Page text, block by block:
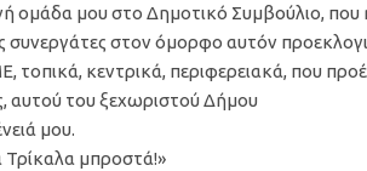
ομάδα μου στο Δημοτικό Συμβούλιο,
συνεργάτες στον όμορφο αυτόν
τοπικά, κεντρικά, περιφερειακά, που
αυτού του ξεχωριστού Δήμου
μου.
Τρίκαλα μπροστά!»